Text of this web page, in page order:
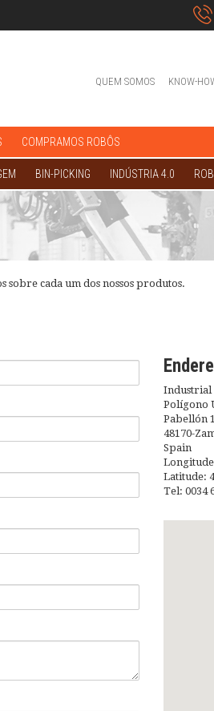
QUEM SOMOS KNOW-
COMPRAMOS ROBÔS
BIN-PICKING INDÚSTRIA 4.0
sobre cada um dos nossos produtos.
Industrial
Polígono
Pabellón 1
48170-
Spain
Latitude:
Tel: 0034